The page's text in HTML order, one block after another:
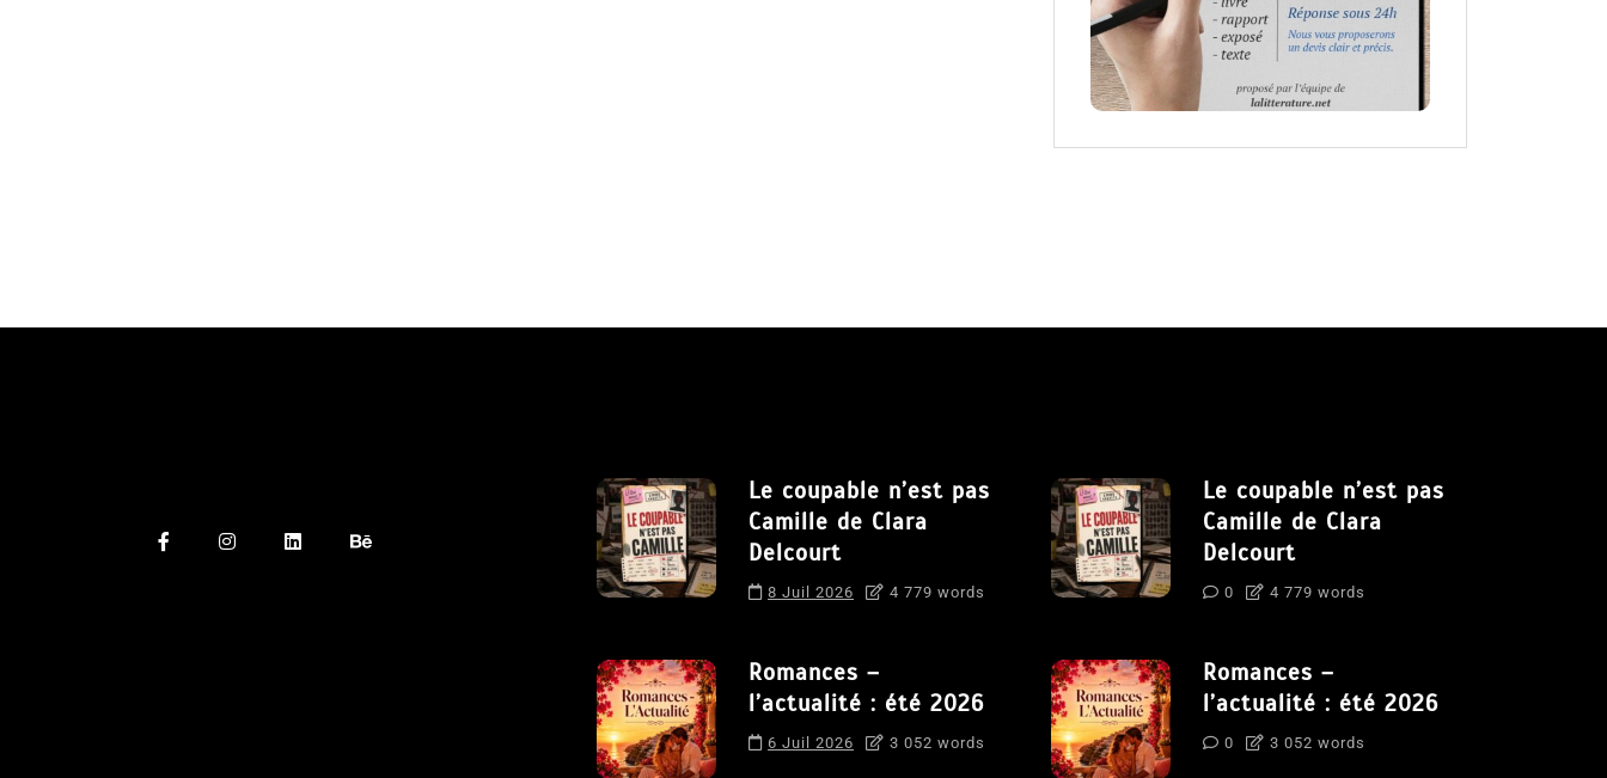
Le coupable n’est pas
Camille de Clara
Delcourt
8 Juil 2026 4 779 words
Romances –
l’actualité : été 2026
6 Juil 2026 3 052 words
Le coupable n’est pas
Camille de Clara
Delcourt
0 4 779 words
Romances –
l’actualité : été 2026
0 3 052 words